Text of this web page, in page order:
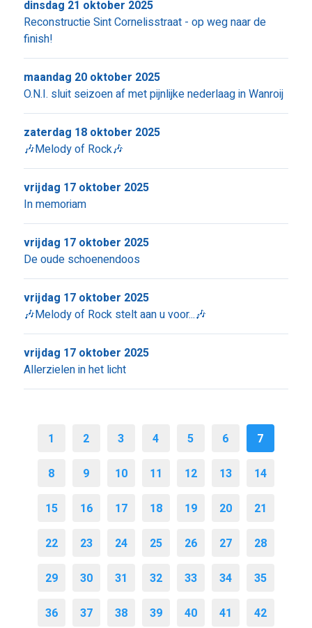
Reconstructie Sint Cornelisstraat - op weg naar de
finish!
dinsdag 21 oktober 2025
O.N.I. sluit seizoen af met pijnlijke nederlaag in Wanroij
maandag 20 oktober 2025
🎶Melody of Rock🎶
zaterdag 18 oktober 2025
In memoriam
vrijdag 17 oktober 2025
De oude schoenendoos
vrijdag 17 oktober 2025
🎶Melody of Rock stelt aan u voor...🎶
vrijdag 17 oktober 2025
Allerzielen in het licht
vrijdag 17 oktober 2025
1 2 3 4 5 6 7
8 9 10 11 12 13 14
15 16 17 18 19 20 21
22 23 24 25 26 27 28
29 30 31 32 33 34 35
36 37 38 39 40 41 42